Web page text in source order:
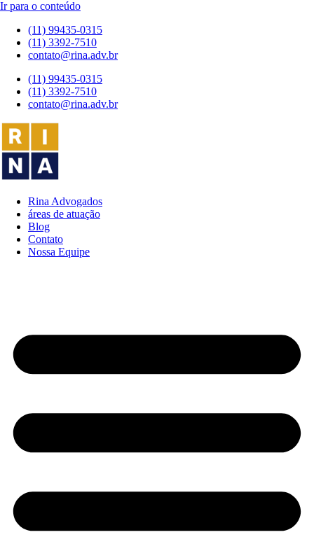
Ir para o conteúdo
(11) 99435-0315
(11) 3392-7510
contato@rina.adv.br
(11) 99435-0315
(11) 3392-7510
contato@rina.adv.br
Rina Advogados
áreas de atuação
Blog
Contato
Nossa Equipe